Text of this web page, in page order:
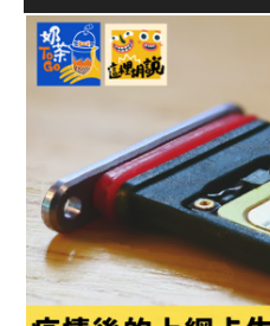
播
器